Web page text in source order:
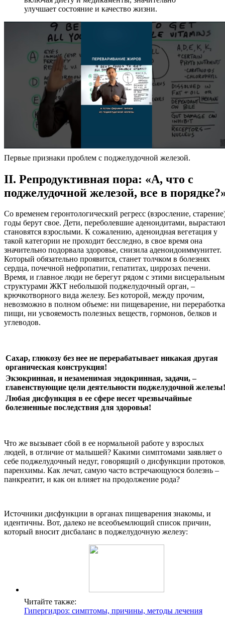
улучшает состояние и качество жизни.
Первые признаки проблем с поджелудочной железой.
II. Репродуктивная пора: «А, что с
поджелудочной железой, все в
Со временем геронтологический регресс (взросление,
годы берут свое. Дети, переболевшие аденоидитами,
становятся взрослыми. К сожалению, аденоидная вегетация у
такой категории не проходит бесследно, в свое время она
значительно подорвала здоровье, снизила аденоидоиммунитет.
Который обязательно проявится, станет толчком в болезнях
сердца, почечной нефропатии, гепатитах, циррозах печени.
Время, и главное люди не берегут рядом с этими
структурами ЖКТ небольшой поджелудочный орган, –
крючкотворного вида железу. Без которой, между прочим,
невозможно в полном объеме: ни пищеварение, ни переработка
пищи, ни усвояемость полезных веществ, гормонов, белков и
углеводов.
Сахар, глюкозу без нее не перерабатывает никакая другая
органическая конструкция!
Экзокринная, и незаменимая эндокринная, задачи, –
главенствующие цели деятельности поджелудочной железы!
Любая дисфункция в ее сфере несет чрезвычайные
болезненные последствия для здоровья!
Что же вызывает сбой в ее нормальной работе у взрослых
людей, в отличие от малышей? Какими симптомами заявляет о
себе поджелудочный недуг, говорящий о дисфункции
паренхимы. Как лечат, самую часто встречающуюся болезнь –
панкреатит, и как он влияет на продолжение рода?
Источники дисфункции в органах пищеварения знакомы, и
идентичны. Вот, далеко не всеобъемлющий список причин,
который вносит дисбаланс в поджелудочную железу:
Читайте также:
Гипергидроз: симптомы, причины, методы лечения